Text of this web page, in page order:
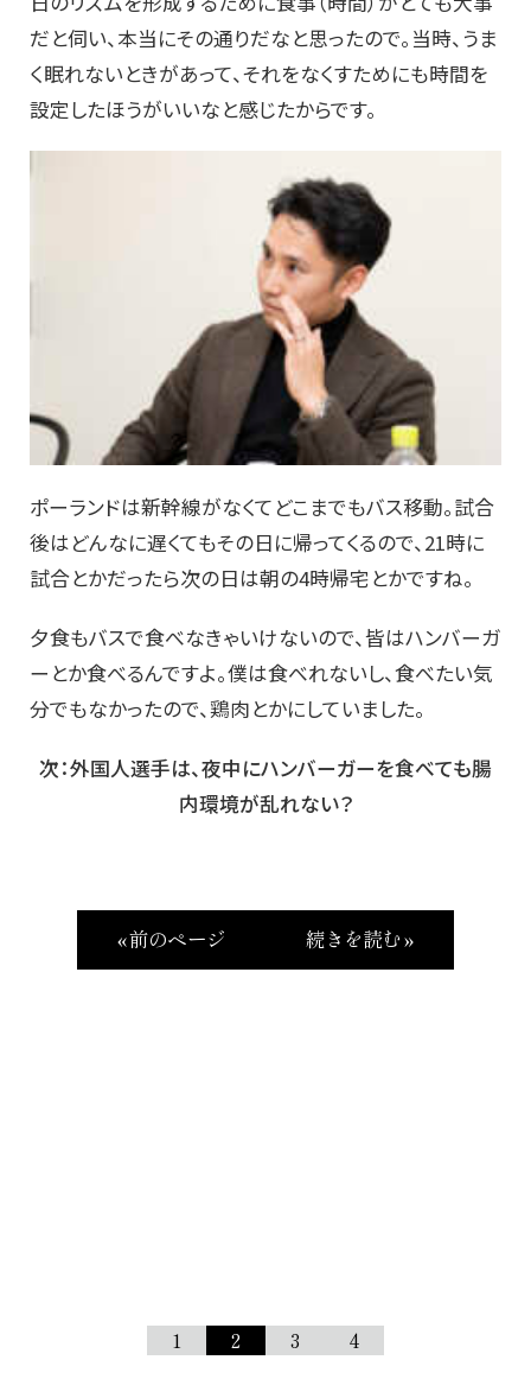
だと伺い、本当にその通りだなと思ったので。当時、うま
く眠れないときがあって、それをなくすためにも時間を
設定したほうがいいなと感じたからです。
ポーランドは新幹線がなくてどこまでもバス移動。試合
後はどんなに遅くてもその日に帰ってくるので、21時に
試合とかだったら次の日は朝の4時帰宅とかですね。
夕食もバスで食べなきゃいけないので、皆はハンバーガ
ーとか食べるんですよ。僕は食べれないし、食べたい気
分でもなかったので、鶏肉とかにしていました。
次：外国人選手は、夜中にハンバーガーを食べても腸
内環境が乱れない？
« 前のページ 続きを読む »
1 2 3 4